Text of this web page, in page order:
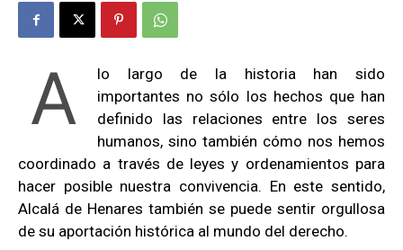
A
lo largo de la historia han sido
importantes no sólo los hechos que han
definido las relaciones entre los seres
humanos, sino también cómo nos hemos
coordinado a través de leyes y ordenamientos para
hacer posible nuestra convivencia. En este sentido,
Alcalá de Henares también se puede sentir orgullosa
de su aportación histórica al mundo del derecho.